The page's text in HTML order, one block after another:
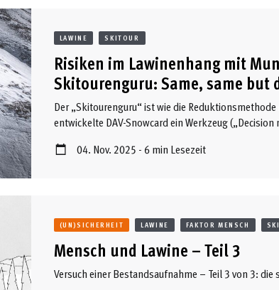
LAWINE SKITOUR
Risiken im Lawinenhang mit
Skitourenguru: Same, same but
Der „Skitourenguru“ ist wie die
entwickelte DAV-Snowcard ein Werkzeug
Reduktionsmethode einen Zahlenwert liefert, gibt
04. Nov. 2025 - 6 min Lesezeit
(UN)SICHERHEIT LAWINE FAKTOR MENSCH
Mensch und Lawine – Teil 3
Versuch einer Bestandsaufnahme – Teil 3 von 3: die